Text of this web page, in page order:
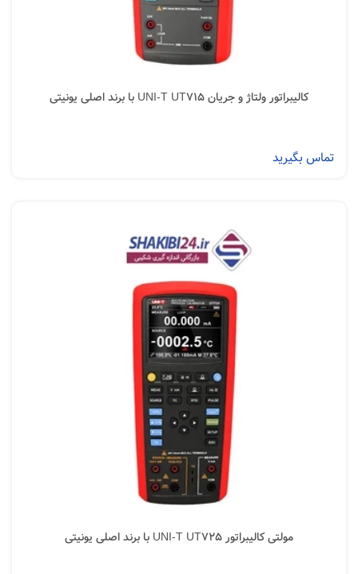
کالیبراتور ولتاژ و جریان UNI-T UT715 با برند اصلی یونیتی
تماس بگیرید
مولتی کالیبراتور UNI-T UT725 با برند اصلی یونیتی